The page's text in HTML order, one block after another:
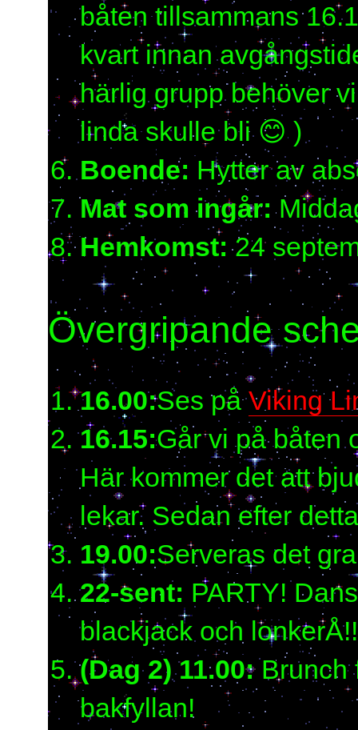
båten tillsammans
kvart innan
härlig grupp behöver
linda skulle bli 😊 )
Boende: Hytter av
Mat som ingår:
Hemkomst: 24
Övergripande
16.00:Ses påViking
16.15:Går vi på båten
Här kommer det att
lekar. Sedan efter
19.00:Serveras det
22-sent: PARTY!
blackjack och
(Dag 2) 11.00:Brunch
bakfyllan!